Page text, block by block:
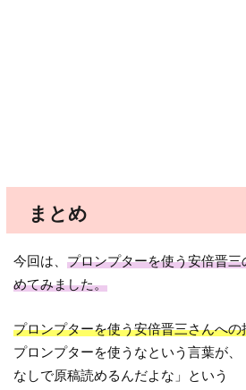
まとめ
今回は、プロンプターを使う安倍晋
めてみました。
プロンプターを使う安倍晋三さんへの
プロンプターを使うなという言葉が
なしで原稿読めるんだよな」という